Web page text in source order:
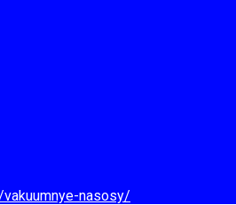
nasosy/